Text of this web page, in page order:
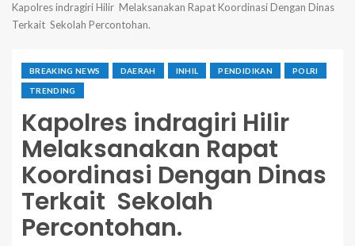
Kapolres indragiri Hilir Melaksanakan Rapat Koordinasi Dengan Dinas
Terkait Sekolah Percontohan.
BREAKING NEWS DAERAH INHIL PENDIDIKAN POLRI
TRENDING
Kapolres indragiri Hilir
Melaksanakan Rapat
Koordinasi Dengan Dinas
Terkait Sekolah
Percontohan.